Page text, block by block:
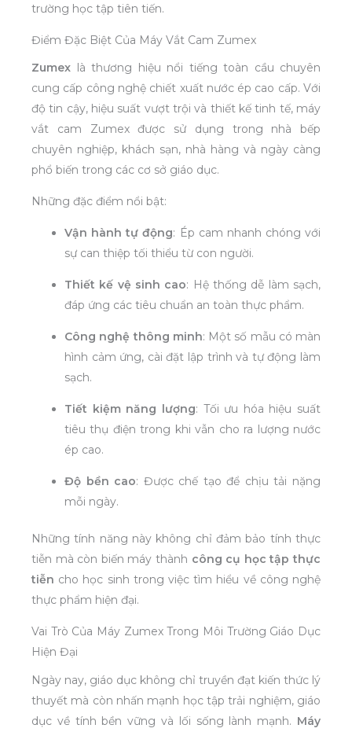
trường học tập tiên tiến.
Điểm Đặc Biệt Của Máy Vắt Cam Zumex
Zumex là thương hiệu nổi tiếng toàn cầu chuyên
cung cấp công nghệ chiết xuất nước ép cao cấp. Với
độ tin cậy, hiệu suất vượt trội và thiết kế tinh tế, máy
vắt cam Zumex được sử dụng trong nhà bếp
chuyên nghiệp, khách sạn, nhà hàng và ngày càng
phổ biến trong các cơ sở giáo dục.
Những đặc điểm nổi bật:
Vận hành tự động: Ép cam nhanh chóng với
sự can thiệp tối thiểu từ con người.
Thiết kế vệ sinh cao: Hệ thống dễ làm sạch,
đáp ứng các tiêu chuẩn an toàn thực phẩm.
Công nghệ thông minh: Một số mẫu có màn
hình cảm ứng, cài đặt lập trình và tự động làm
sạch.
Tiết kiệm năng lượng: Tối ưu hóa hiệu suất
tiêu thụ điện trong khi vẫn cho ra lượng nước
ép cao.
Độ bền cao: Được chế tạo để chịu tải nặng
mỗi ngày.
Những tính năng này không chỉ đảm bảo tính thực
tiễn mà còn biến máy thành công cụ học tập thực
tiễn cho học sinh trong việc tìm hiểu về công nghệ
thực phẩm hiện đại.
Vai Trò Của Máy Zumex Trong Môi Trường Giáo Dục
Hiện Đại
Ngày nay, giáo dục không chỉ truyền đạt kiến thức lý
thuyết mà còn nhấn mạnh học tập trải nghiệm, giáo
dục về tính bền vững và lối sống lành mạnh. Máy